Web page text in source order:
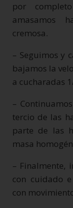
por
amasamos
cremosa.
– Seguimos y
bajamos la
a cucharadas
–
tercio de las
parte de las
masa
– Finalmente,
con cuidado
con